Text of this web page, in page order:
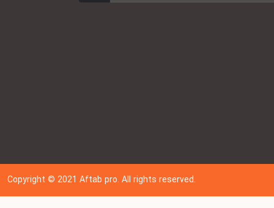
Copyright © 202 1Aftab pro. All rights reserved.